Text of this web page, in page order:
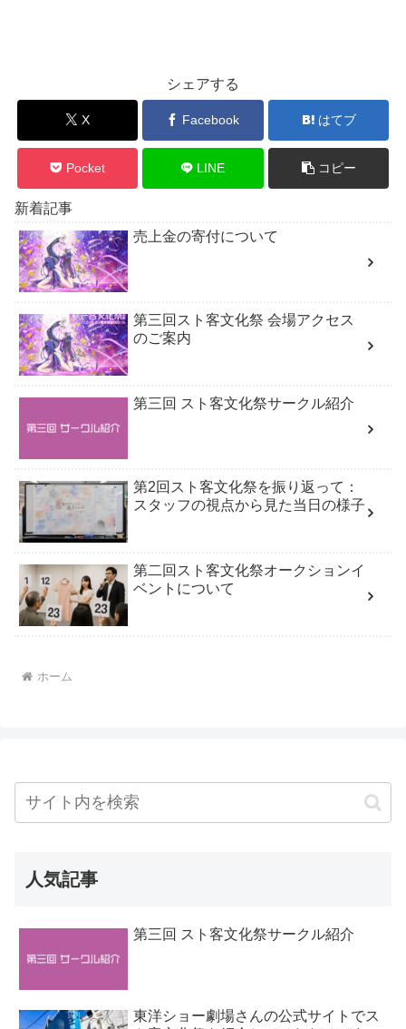
シェアする
X Facebook はてブ
Pocket LINE コピー
新着記事
売上金の寄付について
第三回スト客文化祭 会場アクセス
のご案内
第三回 スト客文化祭サークル紹介
第2回スト客文化祭を振り返って：
スタッフの視点から見た当日の様子
第二回スト客文化祭オークションイ
ベントについて
ホーム
人気記事
第三回 スト客文化祭サークル紹介
東洋ショー劇場さんの公式サイトでス